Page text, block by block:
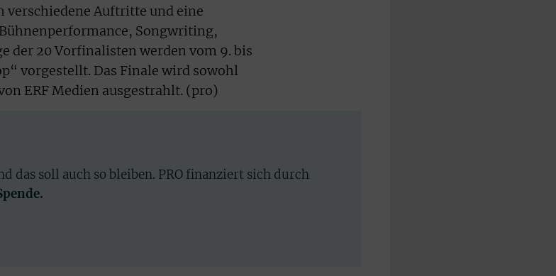
verschiedene Auftritte und eine
Songwriting,
der 20 Vorfinalisten werden vom 9. bis
vorgestellt. Das Finale wird sowohl
ERF Medien ausgestrahlt. (pro)
das soll auch so bleiben. PRO finanziert sich durch